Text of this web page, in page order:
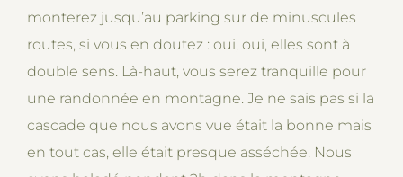
monterez jusqu’au parking sur de minuscules
routes, si vous en doutez : oui, oui, elles sont à
double sens. Là-haut, vous serez tranquille pour
une randonnée en montagne. Je ne sais pas si la
cascade que nous avons vue était la bonne mais
en tout cas, elle était presque asséchée. Nous